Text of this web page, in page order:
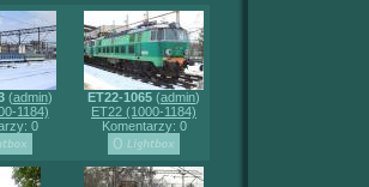
(admin)
1184)
0
ET22-1065 (admin)
ET22 (1000-1184)
Komentarzy: 0